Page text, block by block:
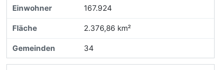
167.924
2.376,86 km²
34